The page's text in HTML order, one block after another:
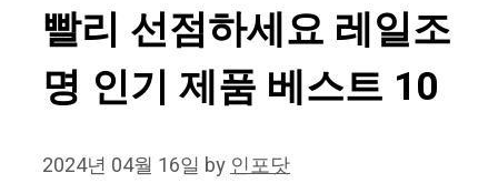
빨리 선점하세요 레일조
명 인기 제품 베스트 10
2024년 04월 16일 by인포닷